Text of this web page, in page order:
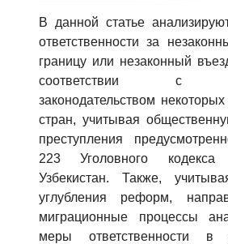
В данной статье
ответственности за
границу или незаконный
соответствии с
законодательством
стран, учитывая
преступления
223 Уголовного кодекса
Узбекистан. Также,
углубления реформ,
миграционные процессы
меры ответственности в
6. Онлайн-заявки (15)
8. Квота (бакалавриат) (1)